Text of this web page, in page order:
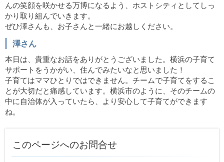
んの笑顔を咲かせる万博になるよう、ホストシティとしてしっ
かり取り組んでいきます。
ぜひ澤さんも、お子さんと一緒にお越しください。
澤さん
本日は、貴重なお話をありがとうございました。横浜の子育て
サポートをうかがい、住んでみたいなと思いました！
子育てはママひとりではできません。チームで子育てをするこ
とが大切だと痛感しています。横浜市のように、そのチームの
中に自治体が入っていたら、より安心して子育てができます
ね。
このページへのお問合せ